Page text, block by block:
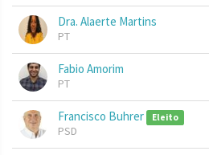
Dra. Alaerte Martins
PT
Fabio Amorim
PT
Francisco Buhrer Eleito
PSD